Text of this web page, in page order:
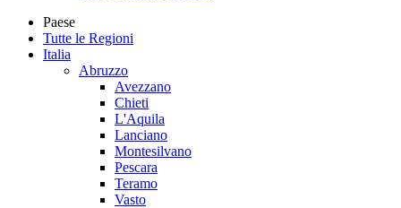
Paese
Tutte le Regioni
Italia
Abruzzo
Avezzano
Chieti
L'Aquila
Lanciano
Montesilvano
Pescara
Teramo
Vasto